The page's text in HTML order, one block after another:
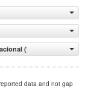
(% de la recaudaci
data and not gap